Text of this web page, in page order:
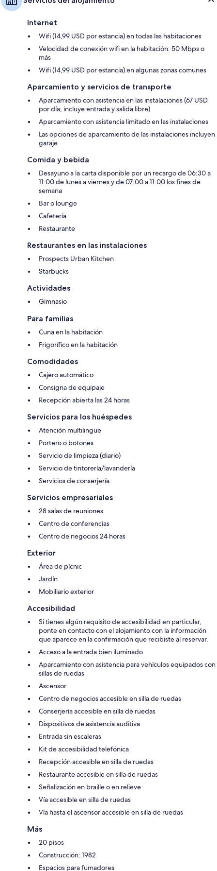
Internet
Wifi (14,99 USD por estancia) en todas las habitaciones
Velocidad de conexión wifi en la habitación: 50 Mbps o
más
Wifi (14,99 USD por estancia) en algunas zonas comunes
Aparcamiento y servicios de transporte
Aparcamiento con asistencia en las instalaciones (67 USD
por día; incluye entrada y salida libre)
Aparcamiento con asistencia limitado en las instalaciones
Las opciones de aparcamiento de las instalaciones incluyen
garaje
Comida y bebida
Desayuno a la carta disponible por un recargo de 06:30 a
11:00 de lunes a viernes y de 07:00 a 11:00 los fines de
semana
Bar o lounge
Cafetería
Restaurante
Restaurantes en las instalaciones
Prospects Urban Kitchen
Starbucks
Actividades
Gimnasio
Para familias
Cuna en la habitación
Frigorífico en la habitación
Comodidades
Cajero automático
Consigna de equipaje
Recepción abierta las 24 horas
Servicios para los huéspedes
Atención multilingüe
Portero o botones
Servicio de limpieza (diario)
Servicio de tintorería/lavandería
Servicios de conserjería
Servicios empresariales
28 salas de reuniones
Centro de conferencias
Centro de negocios 24 horas
Exterior
Área de pícnic
Jardín
Mobiliario exterior
Accesibilidad
Si tienes algún requisito de accesibilidad en particular,
ponte en contacto con el alojamiento con la información
que aparece en la confirmación que recibiste al reservar.
Acceso a la entrada bien iluminado
Aparcamiento con asistencia para vehículos equipados con
sillas de ruedas
Ascensor
Centro de negocios accesible en silla de ruedas
Conserjería accesible en silla de ruedas
Dispositivos de asistencia auditiva
Entrada sin escaleras
Kit de accesibilidad telefónica
Recepción accesible en silla de ruedas
Restaurante accesible en silla de ruedas
Señalización en braille o en relieve
Vía accesible en silla de ruedas
Vía hasta el ascensor accesible en silla de ruedas
Más
20 pisos
Construcción: 1982
Espacios para fumadores